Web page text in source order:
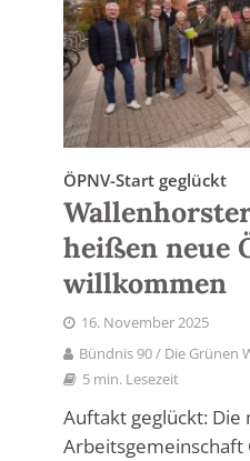
ÖPNV-Start geglückt
heißen neue
willkommen
16. November 2025
Bündnis 90 / Die Grünen
5 min. Lesezeit
Auftakt geglückt: Die
Arbeitsgemeinschaft